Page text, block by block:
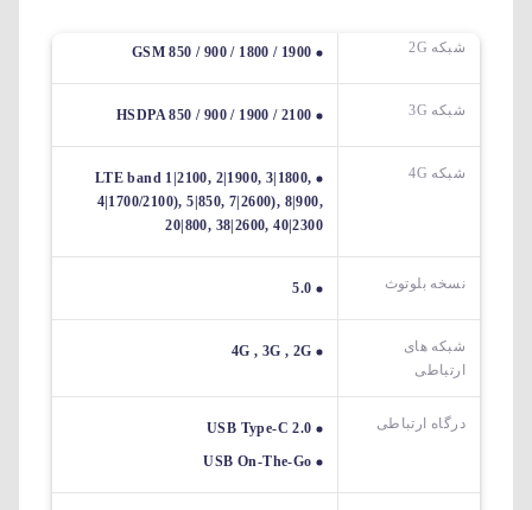
شبکه 2G GSM 850 / 900 / 1800 / 1900
شبکه 3G HSDPA 850 / 900 / 1900 / 2100
شبکه 4G
LTE band 1|2100, 2|1900, 3|1800,
4|1700/2100), 5|850, 7|2600), 8|900,
20|800, 38|2600, 40|2300
نسخه بلوتوث 5.0
شبکه های
ارتباطی
4G , 3G , 2G
درگاه ارتباطی
USB Type-C 2.0
USB On-The-Go